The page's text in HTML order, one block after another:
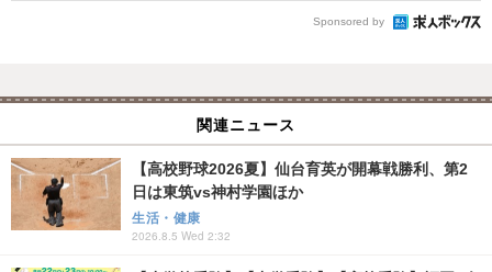
Sponsored by
関連ニュース
【高校野球2026夏】仙台育英が開幕戦勝利、第2
日は東筑vs神村学園ほか
生活・健康
2026.8.5 Wed 2:32